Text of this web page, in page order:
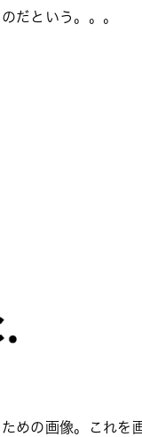
だという。。。
めの画像。これを